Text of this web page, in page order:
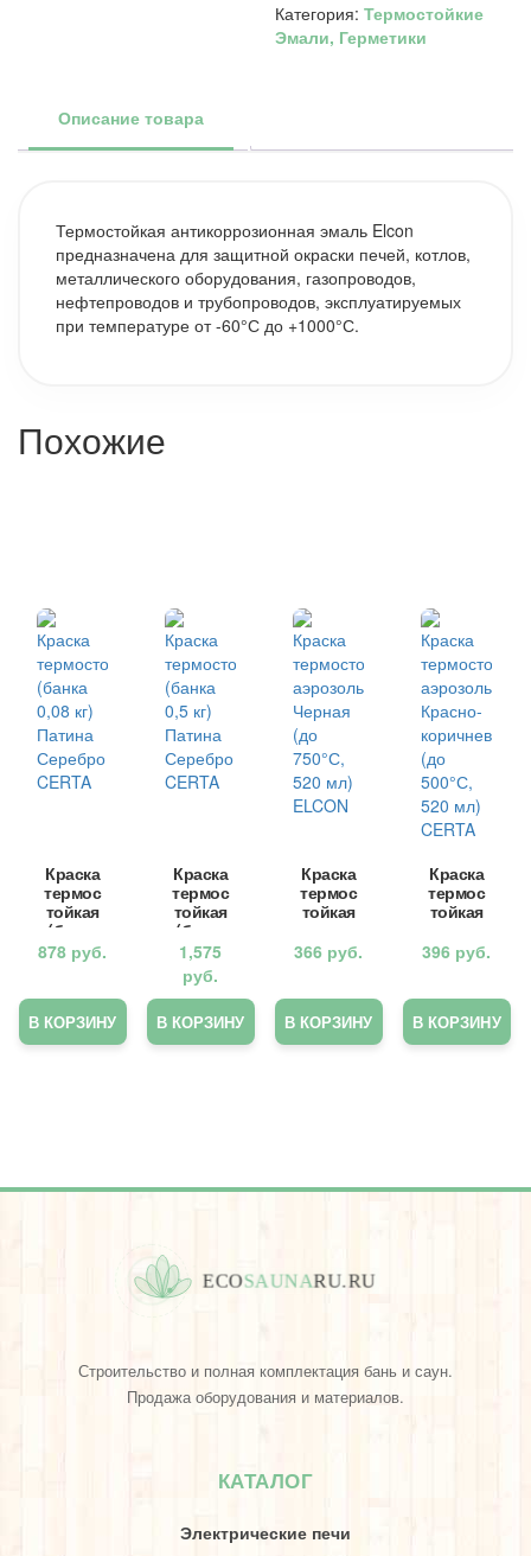
мл)
ELCON
Категория:Термостойкие
Эмали, Герметики
Описание товара
Термостойкая антикоррозионная эмаль Elcon
предназначена для защитной окраски печей, котлов,
металлического оборудования, газопроводов,
нефтепроводов и трубопроводов, эксплуатируемых
при температуре от -60°С до +1000°С.
Похожие
Краска
термос
тойкая
(банка
0,08 кг)
Патина
о
CERTA
878 руб.
В КОРЗИНУ
Краска
термос
тойкая
(банка
0,5 кг)
Патина
Серебр
о
CERTA
1,575
руб.
В КОРЗИНУ
Краска
термос
тойкая
ль
Черная
750°С,
520 мл)
ELCON
366 руб.
В КОРЗИНУ
Краска
термос
тойкая
ль
Красно
невая
(до
500°С,
396 руб.
В КОРЗИНУ
ECOSAUNARU.RU
Строительство и полная комплектация бань и саун.
Продажа оборудования и материалов.
КАТАЛОГ
Электрические печи